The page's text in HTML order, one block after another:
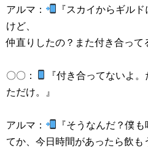
アルマ：
『スカイからギル
けど、
仲直りしたの？また付き合って
〇〇：
『付き合ってないよ
ただけ。』
アルマ：
『そうなんだ？僕も
てか、今日時間があったら飲も